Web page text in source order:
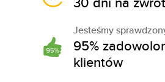
Jesteśmy
95%
klientów